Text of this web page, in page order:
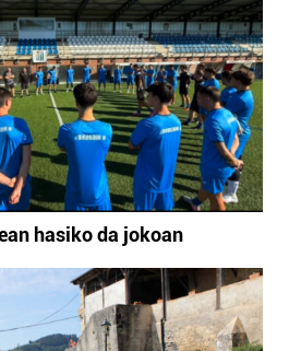
hasiko da jokoan